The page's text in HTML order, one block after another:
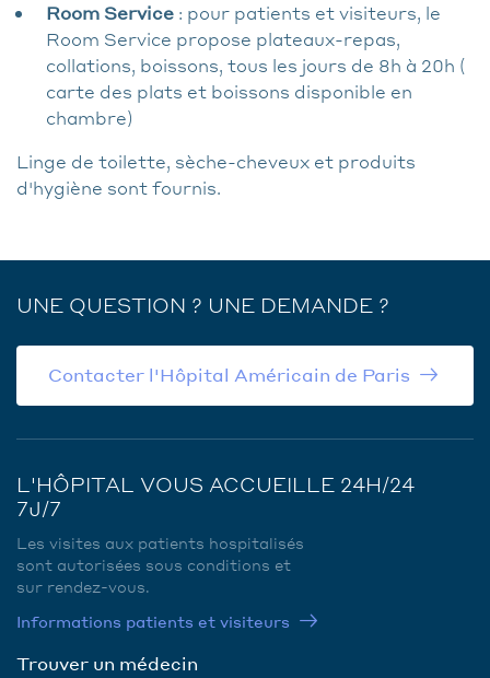
Room Service : pour patients et visiteurs, le
Room Service propose plateaux-repas,
collations, boissons, tous les jours de 8h à 20h (
carte des plats et boissons disponible en
chambre)
Linge de toilette, sèche-cheveux et produits
d'hygiène sont fournis.
UNE QUESTION ? UNE DEMANDE ?
Contacter l'Hôpital Américain de Paris
L'HÔPITAL VOUS ACCUEILLE 24H/24
7J/7
Les visites aux patients hospitalisés
sont autorisées sous conditions et
sur rendez-vous.
Informations patients et visiteurs
Trouver un médecin